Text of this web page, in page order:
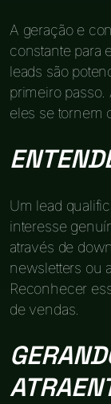
A geração e
constante para
leads são
primeiro
eles se tornem
Um lead
interesse
através de
newsletters ou
Reconhecer
de vendas.